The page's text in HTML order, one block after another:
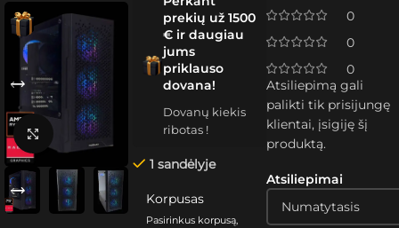
Spustelėkite, kad padidintumėte
prekių už 1500
€ ir daugiau
jums
priklauso
dovana!
Dovanų kiekis
ribotas !
1 sandėlyje
Korpusas
Pasirinkus korpusą,
0
0
0
Atsiliepimai
Atsiliepimą gali
palikti tik prisijungę
klientai, įsigiję šį
produktą.